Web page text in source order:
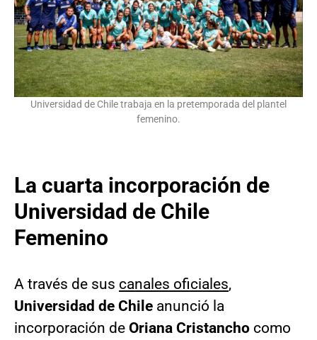
Universidad de Chile trabaja en la pretemporada del plantel
femenino.
La cuarta incorporación de
Universidad de Chile
Femenino
A través de sus canales oficiales,
Universidad de Chile anunció la
incorporación de Oriana Cristancho como